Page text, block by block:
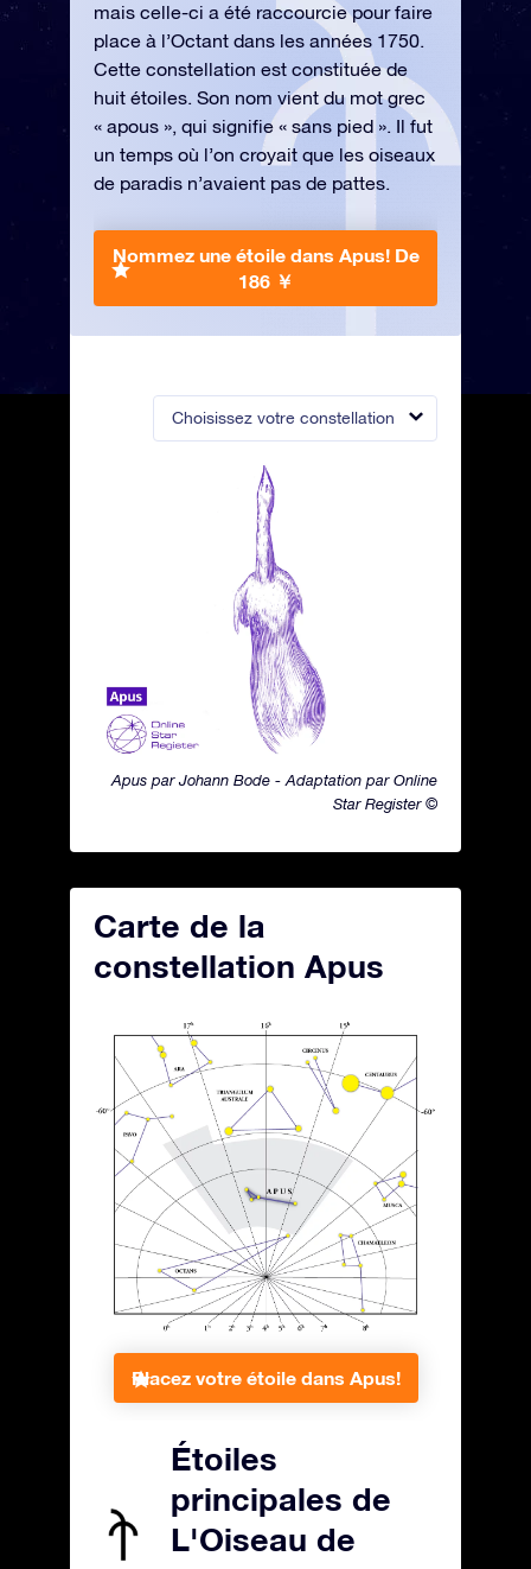
Choisissez votre constellation
Apus par Johann Bode - Adaptation par Online
Star Register ©
mais celle-ci a été raccourcie pour faire
place à l’Octant dans les années 1750.
Cette constellation est constituée de
huit étoiles. Son nom vient du mot grec
« apous », qui signifie « sans pied ». Il fut
un temps où l’on croyait que les oiseaux
de paradis n’avaient pas de pattes.
Nommez une étoile dans Apus! De
186 ￥
Carte de la
constellation Apus
Placez votre étoile dans Apus!
Étoiles
principales de
L'Oiseau de